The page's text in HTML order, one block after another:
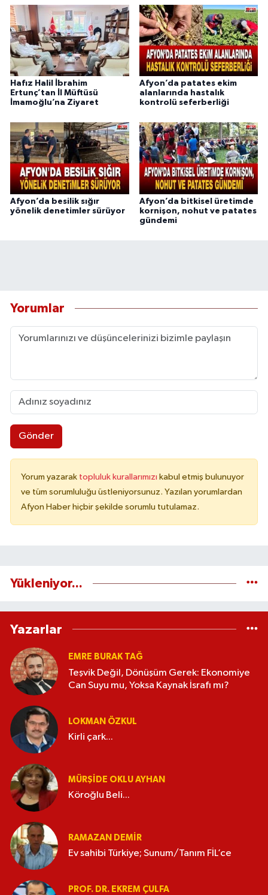
Hafız Halil İbrahim
Ertunç’tan İl Müftüsü
İmamoğlu’na Ziyaret
Afyon’da patates ekim
alanlarında hastalık
kontrolü seferberliği
Afyon’da besilik sığır
yönelik denetimler sürüyor
Afyon’da bitkisel üretimde
kornişon, nohut ve patates
gündemi
Yorumlar
Gönder
Yorum yazarak topluluk kurallarımızı kabul etmiş bulunuyor
ve tüm sorumluluğu üstleniyorsunuz. Yazılan yorumlardan
Afyon Haber hiçbir şekilde sorumlu tutulamaz.
Yükleniyor...
Yazarlar
EMRE BURAK TAĞ
Teşvik Değil, Dönüşüm Gerek: Ekonomiye
Can Suyu mu, Yoksa Kaynak İsrafı mı?
LOKMAN ÖZKUL
Kirli çark...
MÜRŞIDE OKLU AYHAN
Köroğlu Beli...
RAMAZAN DEMİR
Ev sahibi Türkiye; Sunum/Tanım FİL’ce
PROF. DR. EKREM ÇULFA